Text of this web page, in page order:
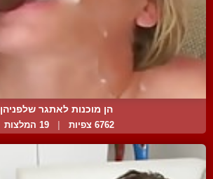
הן מוכנות לאתגר שלפניהן
6762 צפיות 19 המלצות